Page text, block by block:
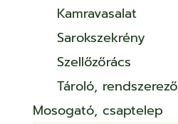
Kamravasalat
Sarokszekrény
Szellőzőrács
Tároló, rendszerező
Mosogató, csaptelep